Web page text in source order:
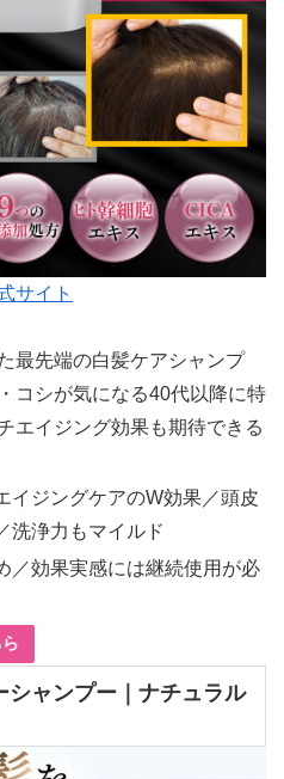
サイト
最先端の白髪ケアシャンプ
コシが気になる40代以降に特
エイジング効果も期待できる
イジングケアのW効果／頭皮
洗浄力もマイルド
／効果実感には継続使用が必
ャンプー｜ナチュラル